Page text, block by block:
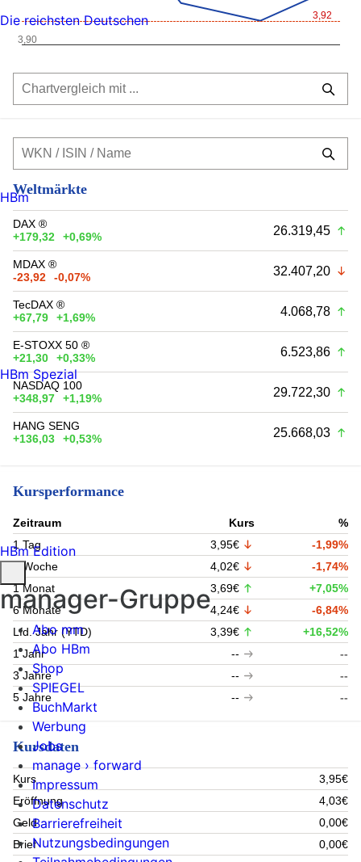
3,92
3,90
Weltmärkte
DAX ®
+179,32
+0,69% 26.319,45
MDAX ®
-23,92
-0,07% 32.407,20
TecDAX ®
+67,79
+1,69% 4.068,78
E-STOXX 50 ®
+21,30
+0,33% 6.523,86
NASDAQ 100
+348,97
+1,19% 29.722,30
HANG SENG
+136,03
+0,53% 25.668,03
Kursperformance
Zeitraum Kurs
%
1 Tag
3,95€
-1,99%
1 Woche
4,02€
-1,74%
1 Monat
3,69€
+7,05%
6 Monate
4,24€
-6,84%
Lfd. Jahr (YTD)
3,39€
+16,52%
1 Jahr
--
--
3 Jahre
--
--
5 Jahre
-- --
Kursdaten
Kurs
3,95€
Eröffnung
4,03€
Geld
0,00€
Brief
0,00€
Die reichsten Deutschen
HBm
HBm Spezial
HBm Edition
manager-Gruppe
Abo mm
Abo HBm
Shop
SPIEGEL
BuchMarkt
Werbung
Jobs
manage › forward
Impressum
Datenschutz
Barrierefreiheit
Nutzungsbedingungen